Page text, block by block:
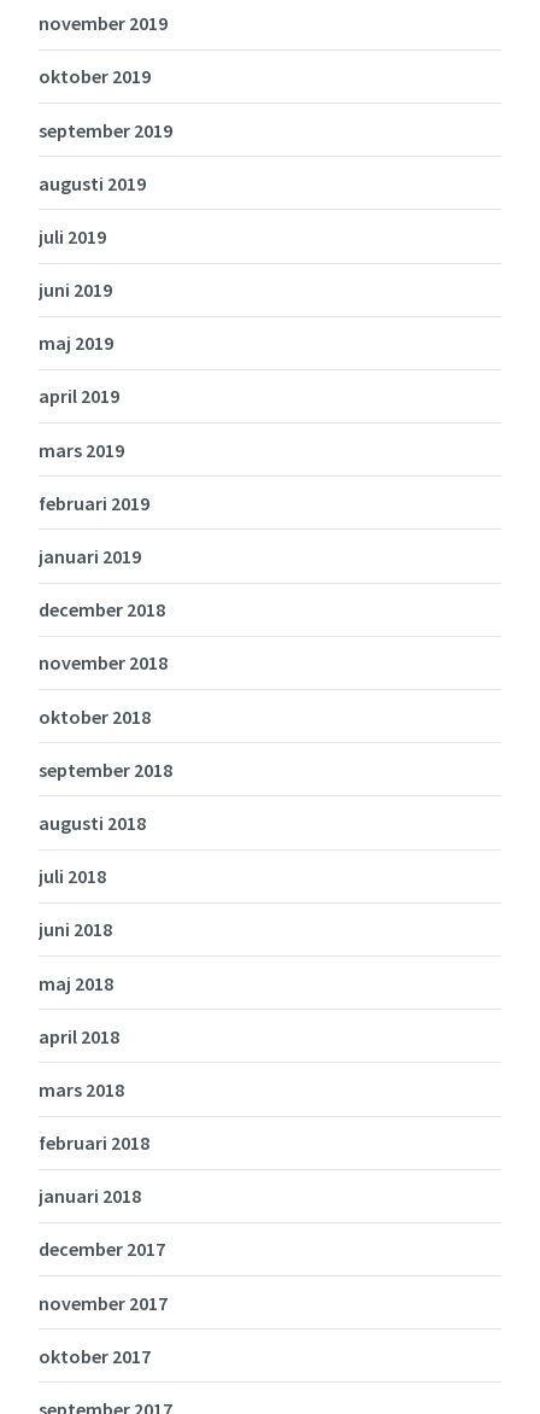
november 2019
oktober 2019
september 2019
augusti 2019
juli 2019
juni 2019
maj 2019
april 2019
mars 2019
februari 2019
januari 2019
december 2018
november 2018
oktober 2018
september 2018
augusti 2018
juli 2018
juni 2018
maj 2018
april 2018
mars 2018
februari 2018
januari 2018
december 2017
november 2017
oktober 2017